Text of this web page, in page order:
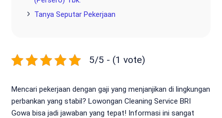
Tanya Seputar Pekerjaan
5/5 - (1 vote)
Mencari pekerjaan dengan gaji yang menjanjikan di lingkungan
perbankan yang stabil? Lowongan Cleaning Service BRI
Gowa bisa jadi jawaban yang tepat! Informasi ini sangat